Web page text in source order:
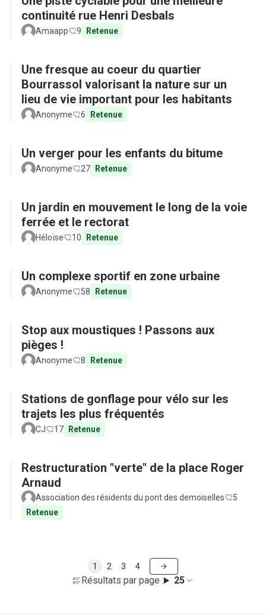
continuité rue Henri Desbals
Amaapp 9 Retenue
Une fresque au coeur du quartier
Bourrassol valorisant la nature sur un
lieu de vie important pour les habitants
Anonyme 6 Retenue
Un verger pour les enfants du bitume
Anonyme 27 Retenue
Un jardin en mouvement le long de la voie
ferrée et le rectorat
Héloïse 10 Retenue
Un complexe sportif en zone urbaine
Anonyme 58 Retenue
Stop aux moustiques ! Passons aux
pièges !
Anonyme 8 Retenue
Stations de gonflage pour vélo sur les
trajets les plus fréquentés
CJ 17 Retenue
Restructuration "verte" de la place Roger
Arnaud
Association des résidents du pont des demoiselles
5
Retenue
Résultats par page : 25
1 2 3 4